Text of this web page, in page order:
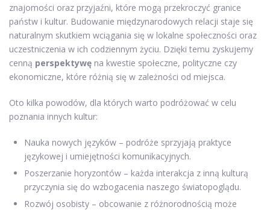
znajomości oraz przyjaźni, które mogą przekroczyć granice
państw i kultur. Budowanie międzynarodowych relacji staje się
naturalnym skutkiem wciągania się w lokalne społeczności oraz
uczestniczenia w ich codziennym życiu. Dzięki temu zyskujemy
cenną perspektywę na kwestie społeczne, polityczne czy
ekonomiczne, które różnią się w zależności od miejsca.
Oto kilka powodów, dla których warto podróżować w celu
poznania innych kultur:
Nauka nowych języków – podróże sprzyjają praktyce
językowej i umiejętności komunikacyjnych.
Poszerzanie horyzontów – każda interakcja z inną kulturą
przyczynia się do wzbogacenia naszego światopoglądu.
Rozwój osobisty – obcowanie z różnorodnością może